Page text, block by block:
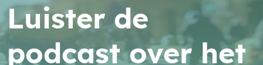
Luister de
podcast over het